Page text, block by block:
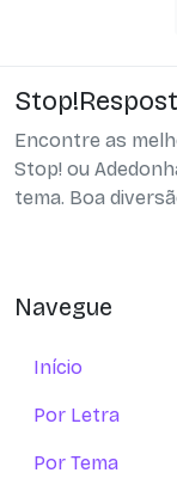
Encontre as
Stop! ou
tema. Boa
Navegue
Início
Por Letra
Por Tema